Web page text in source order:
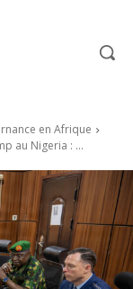
en Afrique
au Nigeria : ...